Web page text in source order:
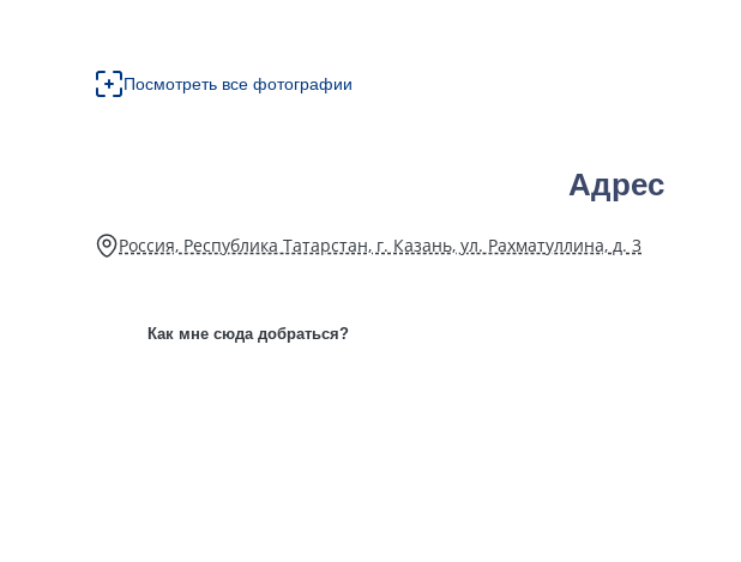
Посмотреть все фотографии
Адрес
Россия, Республика Татарстан, г. Казань, ул. Рахматуллина, д. 3
Как мне сюда добраться?